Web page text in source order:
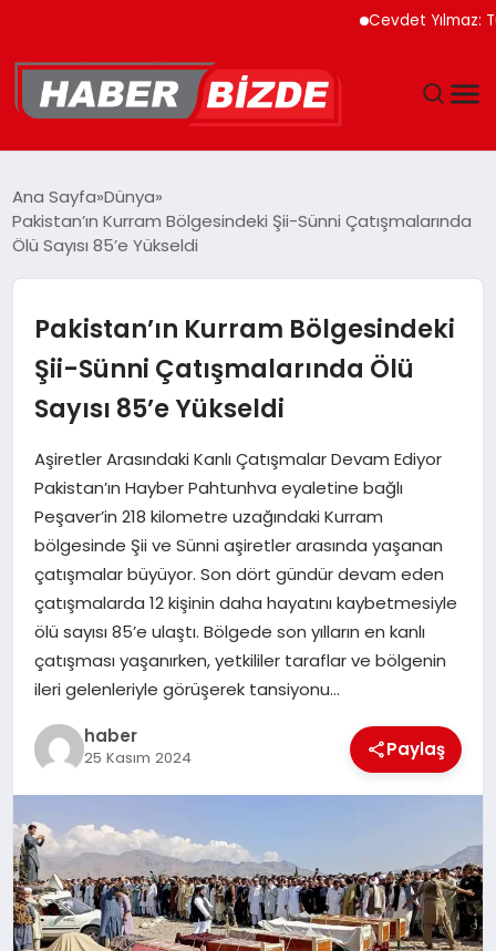
Cevdet Yılmaz:
YAŞAM
MAGAZIN
SPOR
TEKNOLOJI
Ana Sayfa Dünya
Pakistan’ın Kurram Bölgesindeki Şii-Sünni Çatışmalarında
Ölü Sayısı 85’e Yükseldi
Pakistan’ın Kurram Bölgesindeki
Şii-Sünni Çatışmalarında Ölü
Sayısı 85’e Yükseldi
Aşiretler Arasındaki Kanlı Çatışmalar Devam Ediyor
Pakistan’ın Hayber Pahtunhva eyaletine bağlı
Peşaver’in 218 kilometre uzağındaki Kurram
bölgesinde Şii ve Sünni aşiretler arasında yaşanan
çatışmalar büyüyor. Son dört gündür devam eden
çatışmalarda 12 kişinin daha hayatını kaybetmesiyle
ölü sayısı 85’e ulaştı. Bölgede son yılların en kanlı
çatışması yaşanırken, yetkililer taraflar ve bölgenin
ileri gelenleriyle görüşerek tansiyonu…
haber
25 Kasım 2024 Paylaş